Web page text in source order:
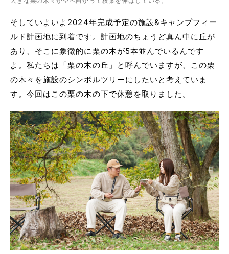
そしていよいよ2024年完成予定の施設&キャンプフィー
ルド計画地に到着です。計画地のちょうど真ん中に丘が
あり、そこに象徴的に栗の木が5本並んでいるんです
よ。私たちは「栗の木の丘」と呼んでいますが、この栗
の木々を施設のシンボルツリーにしたいと考えていま
す。今回はこの栗の木の下で休憩を取りました。